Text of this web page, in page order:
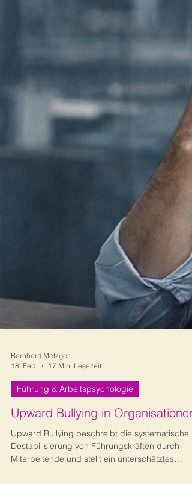
Bernhard Metzger
18. Feb.
17 Min. Lesezeit
Führung & Arbeitspsychologie
Upward Bullying in Organisationen
Upward Bullying beschreibt die systematische